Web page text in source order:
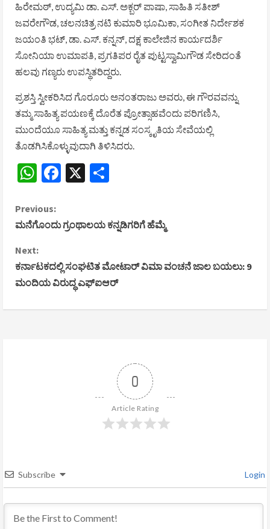
ಹಿರೇಮಠ್, ಉದ್ಯಮಿ ಡಾ. ಎಸ್. ಅಕ್ಬರ್ ಪಾಷಾ, ಸಾಹಿತಿ ಸತೀಶ್
ಜವರೇಗೌಡ, ಚಲನಚಿತ್ರ ನಟಿ ಕುಮಾರಿ ಭೂಮಿಕಾ, ಸಂಗೀತ ನಿರ್ದೇಶಕ
ಜಯಂತಿ ಭಟ್, ಡಾ. ಎಸ್. ಕನ್ನನ್, ದಕ್ಷ ಕಾಲೇಜಿನ ಕಾರ್ಯದರ್ಶಿ
ಸೋನಿಯಾ ಉಮಾಪತಿ, ಪ್ರಗತಿಪರ ರೈತ ಪುಟ್ಟಸ್ವಾಮಿಗೌಡ ಸೇರಿದಂತೆ
ಹಲವು ಗಣ್ಯರು ಉಪಸ್ಥಿತರಿದ್ದರು.
ಪ್ರಶಸ್ತಿ ಸ್ವೀಕರಿಸಿದ ಗೊರೂರು ಅನಂತರಾಜು ಅವರು, ಈ ಗೌರವವನ್ನು
ತಮ್ಮ ಸಾಹಿತ್ಯ ಪಯಣಕ್ಕೆ ದೊರೆತ ಪ್ರೋತ್ಸಾಹವೆಂದು ಪರಿಗಣಿಸಿ,
ಮುಂದೆಯೂ ಸಾಹಿತ್ಯ ಮತ್ತು ಕನ್ನಡ ಸಂಸ್ಕೃತಿಯ ಸೇವೆಯಲ್ಲಿ
ತೊಡಗಿಸಿಕೊಳ್ಳುವುದಾಗಿ ತಿಳಿಸಿದರು.
WhatsApp
Facebook
X
C
n
t
i
a
d
i
Previous:
ಮನೆಗೊಂದು ಗ್ರಂಥಾಲಯ ಕನ್ನಡಿಗರಿಗೆ ಹೆಮ್ಮೆ
Next:
ಕರ್ನಾಟಕದಲ್ಲಿ ಸಂಘಟಿತ ಮೋಟಾರ್ ವಿಮಾ ವಂಚನೆ ಜಾಲ ಬಯಲು: 9
ಮಂದಿಯ ವಿರುದ್ಧ ಎಫ್‌ಐಆರ್
0
Article Rating
Subscribe Login